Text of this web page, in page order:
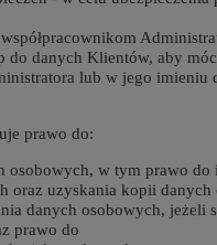
do danych Klientów, aby
lub w jego imieniu
prawo do:
osobowych, w tym prawo do
oraz uzyskania kopii danych
danych osobowych, jeżeli
prawo do